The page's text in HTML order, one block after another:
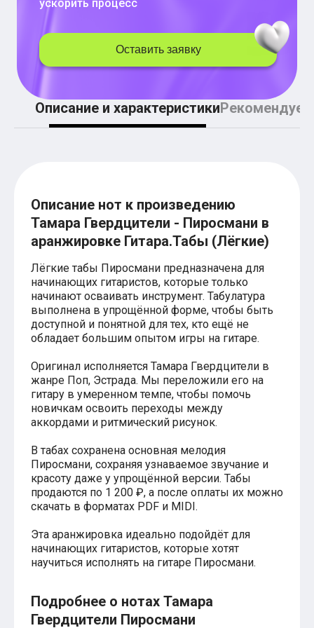
Легкие аккорды (простые песни)
Аккорды со словами (вокал)
BEARWOLF
Мари Краймбрери
Комната культуры
XOLIDAYBOY
Сергей Лазарев
МОТ
Анжелика Варум
Алексей Чумаков
Леонид Агутин
Саундтрек
Тематические
Из фильмов
Аватар: Путь воды
Титаник
Гарри Поттер
Хатико
Реквием по мечте
Сумерки
Величайший шоумен
Звездные войны
Ла ла Ленд
Ромео и Джульетта (1968)
Аладдин (2019)
Король лев (2019)
Брат-2
Властелин колец: Братство Кольца
Гордость и предубеждение
Классическая музыка
Времена года - Вивальди
Времена года - Чайковский
Сонаты Бетховена
Из мультфильмов
Король лев
Холодное сердце
ускорить процесс
Оставить заявку
Описание и характеристикиРекомендуем
Описание нот к произведению
Тамара Гвердцители - Пиросмани в
аранжировке Гитара.Табы (Лёгкие)
Лёгкие табы Пиросмани предназначена для
начинающих гитаристов, которые только
начинают осваивать инструмент. Табулатура
выполнена в упрощённой форме, чтобы быть
доступной и понятной для тех, кто ещё не
обладает большим опытом игры на гитаре.
Оригинал исполняется Тамара Гвердцители в
жанре Поп, Эстрада. Мы переложили его на
гитару в умеренном темпе, чтобы помочь
новичкам освоить переходы между
аккордами и ритмический рисунок.
В табах сохранена основная мелодия
Пиросмани, сохраняя узнаваемое звучание и
красоту даже у упрощённой версии. Табы
продаются по 1 200 ₽, а после оплаты их можно
скачать в форматах PDF и MIDI.
Эта аранжировка идеально подойдёт для
начинающих гитаристов, которые хотят
научиться исполнять на гитаре Пиросмани.
Подробнее о нотах Тамара
Гвердцители Пиросмани